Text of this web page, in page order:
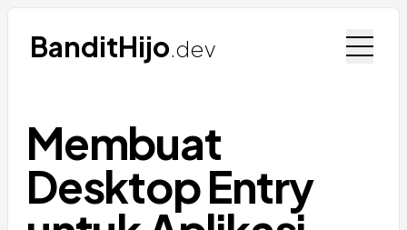
BanditHijo.dev
Membuat
Desktop Entry